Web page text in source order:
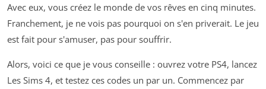
Avec eux, vous créez le monde de vos rêves en cinq minutes.
Franchement, je ne vois pas pourquoi on s'en priverait. Le jeu
est fait pour s'amuser, pas pour souffrir.
Alors, voici ce que je vous conseille : ouvrez votre PS4, lancez
Les Sims 4, et testez ces codes un par un. Commencez par